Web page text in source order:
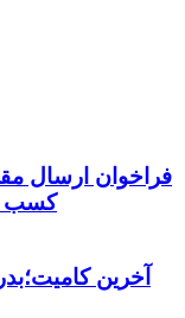
فراخوان ارسال
کسب
آخرین